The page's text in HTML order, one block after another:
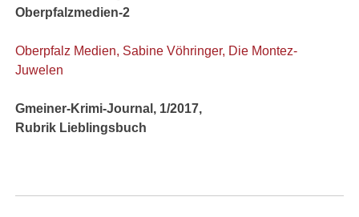
Oberpfalz Medien, Sabine Vöhringer, Die Montez-
Juwelen
Gmeiner-Krimi-Journal, 1/2017,
Rubrik Lieblingsbuch